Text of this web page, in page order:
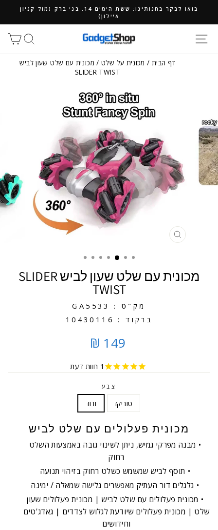
בואו לבקר בחנותינו: ששת הימים 14, בני ברק (מול קניון
איילון)
חיפוש
דף הבית / מכונית על שלט /מכונית עם שלט שעון לביש
SLIDER TWIST
מכונית עם שלט שעון לביש SLIDER
TWIST
מק"ט : GA5533
ברקוד : 10430116
149 ₪
1 חוות דעת
צבע
טוריקז ורוד
מכונית פעלולים עם שלט לביש
מבנה מפרקי גמיש, ניתן לשינוי גובה באמצעות השלט
רחוק
תוסף לביש שמשמש כשלט רחוק בזיהוי תנועה
גלגלים דור העתיק מאפשרים גלישה שמאלה / ימינה
מכונית פעלולים עם שלט לביש | מכונית פעלולים שעון
שלט | מכונית פעלולים שיודעת לגלוש לצדדים | גאדג'טים
וחידושים
סגירה